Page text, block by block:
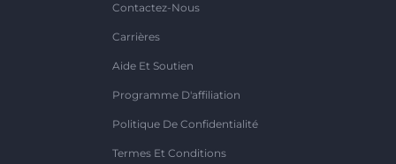
Contactez-Nous
Carrières
Aide Et Soutien
Programme D'affiliation
Politique De Confidentialité
Termes Et Conditions